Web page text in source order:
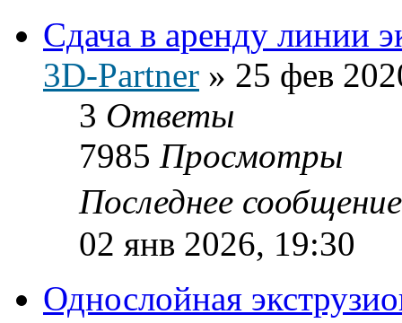
Сдача в аренду линии
3D-Partner » 25 фев
3 Ответы
7985 Просмотры
Последнее
02 янв 2026, 19:30
Однослойная